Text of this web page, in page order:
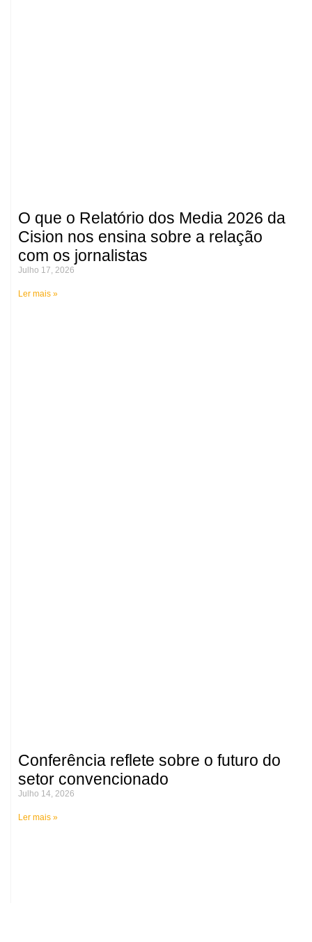
O que o Relatório dos Media 2026 da
Cision nos ensina sobre a relação
com os jornalistas
Julho 17, 2026
Ler mais »
Conferência reflete sobre o futuro do
setor convencionado
Julho 14, 2026
Ler mais »